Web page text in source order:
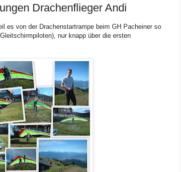
Drachenflieger Andi
es von der Drachenstartrampe beim GH Pacheiner so
nur knapp über die ersten